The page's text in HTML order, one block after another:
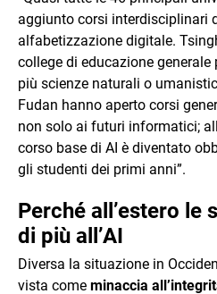
aggiunto corsi interdisciplinari
alfabetizzazione digitale.
college di educazione
più scienze naturali o
Fudan hanno aperto corsi
non solo ai futuri informatici;
corso base di AI è diventato
gli studenti dei primi anni”.
Perché all’estero le
di più all’AI
Diversa la situazione in
vista come minaccia